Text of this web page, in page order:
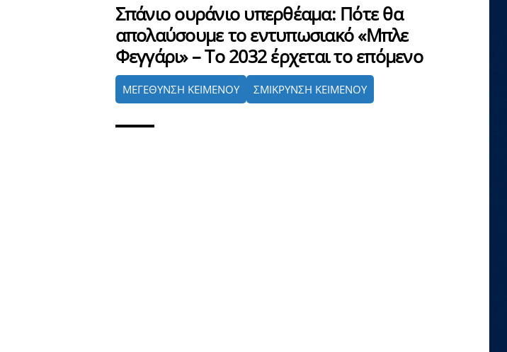
Σπάνιο ουράνιο υπερθέαμα: Πότε θα
απολαύσουμε το εντυπωσιακό «Μπλε
Φεγγάρι» – Το 2032 έρχεται το επόμενο
ΜΕΓΕΘΥΝΣΗ ΚΕΙΜΕΝΟΥ ΣΜΙΚΡΥΝΣΗ ΚΕΙΜΕΝΟΥ